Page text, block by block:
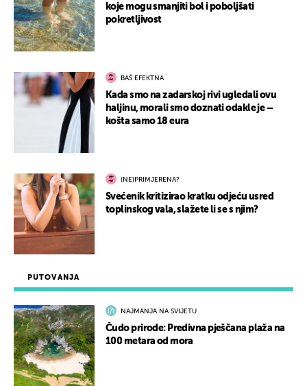
PUTOVANJA
NAJMANJA NA SVIJETU
Čudo prirode: Predivna pješčana plaža na
100 metara od mora
koje mogu smanjiti bol i poboljšati
pokretljivost
BAŠ EFEKTNA
Kada smo na zadarskoj rivi ugledali ovu
haljinu, morali smo doznati odakle je –
košta samo 18 eura
(NE)PRIMJERENA?
Svećenik kritizirao kratku odjeću usred
toplinskog vala, slažete li se s njim?